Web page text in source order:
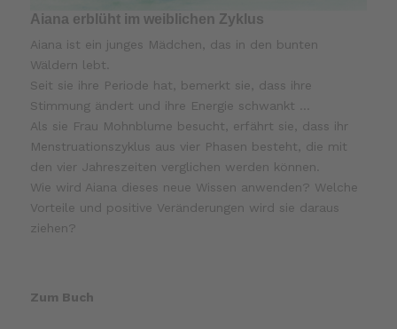
Aiana erblüht im weiblichen Zyklus
Aiana ist ein junges Mädchen, das in den bunten
Wäldern lebt.
Seit sie ihre Periode hat, bemerkt sie, dass ihre
Stimmung ändert und ihre Energie schwankt …
Als sie Frau Mohnblume besucht, erfährt sie, dass ihr
Menstruationszyklus aus vier Phasen besteht, die mit
den vier Jahreszeiten verglichen werden können.
Wie wird Aiana dieses neue Wissen anwenden? Welche
Vorteile und positive Veränderungen wird sie daraus
ziehen?
Zum Buch